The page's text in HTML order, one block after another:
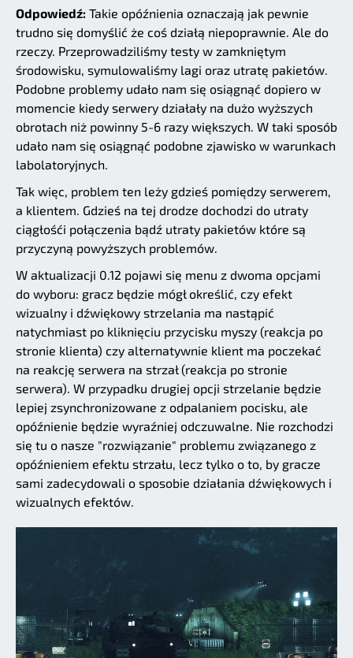
Odpowiedź: Takie opóźnienia oznaczają jak pewnie
trudno się domyślić że coś działą niepoprawnie. Ale do
rzeczy. Przeprowadziliśmy testy w zamkniętym
środowisku, symulowaliśmy lagi oraz utratę pakietów.
Podobne problemy udało nam się osiągnąć dopiero w
momencie kiedy serwery działały na dużo wyższych
obrotach niż powinny 5-6 razy większych. W taki sposób
udało nam się osiągnąć podobne zjawisko w warunkach
labolatoryjnych.
Tak więc, problem ten leży gdzieś pomiędzy serwerem,
a klientem. Gdzieś na tej drodze dochodzi do utraty
ciągłośći połączenia bądź utraty pakietów które są
przyczyną powyższych problemów.
W aktualizacji 0.12 pojawi się menu z dwoma opcjami
do wyboru: gracz będzie mógł określić, czy efekt
wizualny i dźwiękowy strzelania ma nastąpić
natychmiast po kliknięciu przycisku myszy (reakcja po
stronie klienta) czy alternatywnie klient ma poczekać
na reakcję serwera na strzał (reakcja po stronie
serwera). W przypadku drugiej opcji strzelanie będzie
lepiej zsynchronizowane z odpalaniem pocisku, ale
opóźnienie będzie wyraźniej odczuwalne. Nie rozchodzi
się tu o nasze "rozwiązanie" problemu związanego z
opóźnieniem efektu strzału, lecz tylko o to, by gracze
sami zadecydowali o sposobie działania dźwiękowych i
wizualnych efektów.